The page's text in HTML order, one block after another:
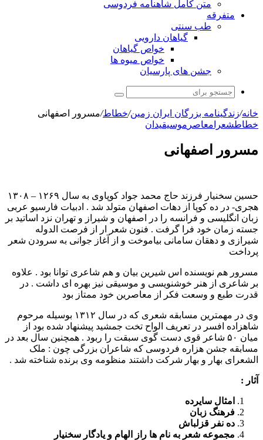
متن کامل شاهنامه فردوسی
متفرقه
طب سنتی
گیاهان دارویی
خواص گیاهان
خواص میوه ها
جشن های پارسیان
جستجو
برای
خانه/زندگینامه بزرگان ایران زمین/خطاط/مسرور اصفهانی
خطاطشعرا معاصر موسیقیدان
مسرور اصفهانی
حسین سخنیار فرزند حاج محمد جواد کوپاوی به سال ۱۲۶۹ – ۱۳۰۸
هجری- در ده کوپا از دهات اصفهان متولد شد . ادبیات فارسیو عربی
زبان انگلیسی و فرانسه را در اصفهان و شیراز و تهران نزد اساتید بر
جسته زمان خود فرا گرفت . فنون شعر ار از فرصت الدوله
شیرازی و دهقان سامانی بیاموخت و از آغاز جوانی به سرودن شعر
پرداخت
مسرور هم نویسنده اس شیرین بیان و هم شاعری توانا بود . علاوه
بر شاعری از هنر خوشنویسی و موسیقی نیز بهره ای داشت . در
قدرت طبع و وسعت فکر از معاصرین خود ممتاز بود
وی در مهمترین مسابقه شعری که در سال ۱۳۱۲ بوسیله مرحوم
شاهزاده افسر در تعریف الواح تخت جمشید پیشنهاد شده بود از
میان ۵۰ شاعر قوی دست گوی سبقت را ربود . همچنین سال بعد در
مسابقه جشن هزاره فردوسی که شاعران بزرگی چون : ملک
الشعرای بهار و بهار شرکت داشتند منظومه وی برنده شناخته شد .
آثار :
امثال سایرده
فرهنگ زبان
ده نفر قزلباش
مجموعه شعر به نام ها راز الهام و یادگار سخنیار